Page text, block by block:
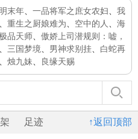
末年 一品将军之庶女农妇
我
重生之厨娘难为 空中的人
海
品天师
傲娇上司潜规则：嘘，
三国梦境 男神求别挂
白蛇再
烛九妹 良缘天赐
↑返回顶部
足迹